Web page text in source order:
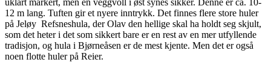
uklart markert, men en veggvoll i øst synes sikker. Denne er ca. 10-
12 m lang. Tuften gir et nyere inntrykk. Det finnes flere store huler
på Jeløy Refsneshula, der Olav den hellige skal ha holdt seg skjult,
som det heter i det som sikkert bare er en rest av en mer utfyllende
tradisjon, og hula i Bjørneåsen er de mest kjente. Men det er også
noen flotte huler på Reier.